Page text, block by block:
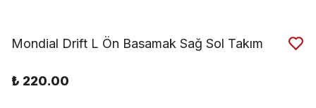
Mondial Drift L Ön Basamak Sağ Sol Takım
₺ 220.00